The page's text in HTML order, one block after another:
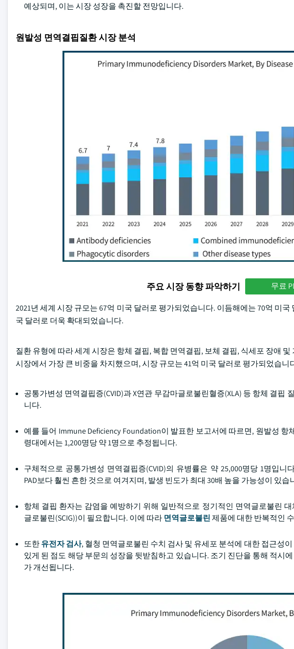
예상되며, 이는 시장 성장을 촉진할 전망입니다.
원발성 면역결핍질환 시장 분석
주요 시장 동향 파악하기 무료
2021년 세계 시장 규모는 67억 미국 달러로 평가되었습니다. 이듬해에는 70억 미
국 달러로 더욱 확대되었습니다.
질환 유형에 따라 세계 시장은 항체 결핍, 복합 면역결핍, 보체 결핍, 식세포 장애
시장에서 가장 큰 비중을 차지했으며, 시장 규모는 41억 미국 달러로 평가되었습니
공통가변성 면역결핍증(CVID)과 X연관 무감마글로불린혈증(XLA) 등 항체 결
니다.
예를 들어 Immune Deficiency Foundation이 발표한 보고서에 따르면, 원발성 항
령대에서는 1,200명당 약 1명으로 추정됩니다.
구체적으로 공통가변성 면역결핍증(CVID)의 유병률은 약 25,000명당 1명입
PAD보다 훨씬 흔한 것으로 여겨지며, 발생 빈도가 최대 30배 높을 가능성이 있습
항체 결핍 환자는 감염을 예방하기 위해 일반적으로 정기적인 면역글로불린
글로불린(SCIG))이 필요합니다. 이에 따라 면역글로불린제품에 대한 반복적인
또한유전자 검사, 혈청 면역글로불린 수치 검사 및 유세포 분석에 대한 접근성
있게 된 점도 해당 부문의 성장을 뒷받침하고 있습니다. 조기 진단을 통해 적시
가 개선됩니다.